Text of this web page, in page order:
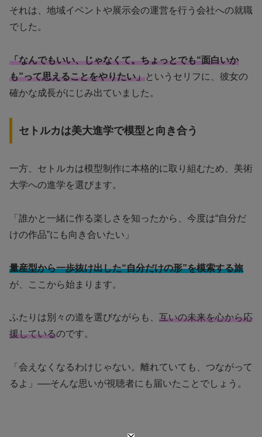
それは、地域イベントや展示会の運営を行う会社への就職
でした。
「なんでもいい、じゃなくて。ちょっとでも“面白いか
も”って思えることをやりたい」というセリフに、彼女の
確かな成長がにじみ出ていました。
セトルカは美大進学で模型と向き合う
一方、セトルカは模型制作に本格的に取り組むため、美術
大学への進学を選びます。
「誰かと一緒に作る楽しさを知ったから、今度は“自分だ
けの作品”にも向き合いたい」
量産型から一歩抜け出した“自分だけの形”を模索する旅
が、ここから始まります。
ふたりは別々の道を選びながらも、 互いの未来を心から応
援しているのです。
「会えなくなるわけじゃない。離れていても、つながって
るよ」──そんな思いが視聴者にも届いたことでしょう。